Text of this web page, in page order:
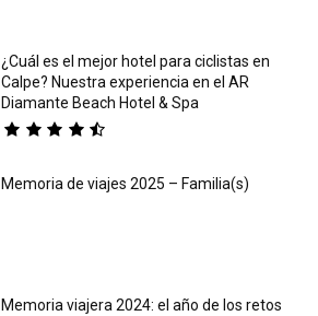
¿Cuál es el mejor hotel para ciclistas en
Calpe? Nuestra experiencia en el AR
Diamante Beach Hotel & Spa
Memoria de viajes 2025 – Familia(s)
Memoria viajera 2024: el año de los retos